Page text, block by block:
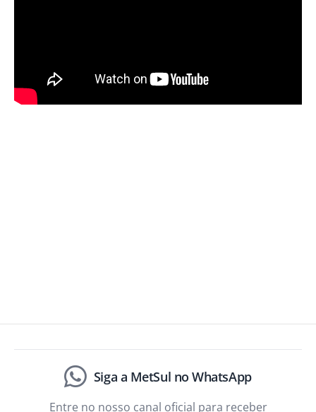
Siga a MetSul no WhatsApp
Entre no nosso canal oficial para receber